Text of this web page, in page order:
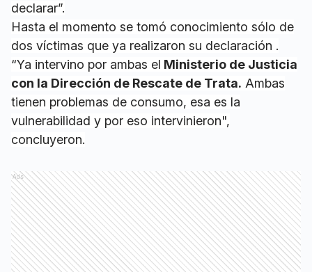
declarar”.
Hasta el momento se tomó conocimiento sólo de
dos víctimas que ya realizaron su declaración .
“Ya intervino por ambas el Ministerio de Justicia
con la Dirección de Rescate de Trata. Ambas
tienen problemas de consumo, esa es la
vulnerabilidad y por eso intervinieron",
concluyeron.
Ads